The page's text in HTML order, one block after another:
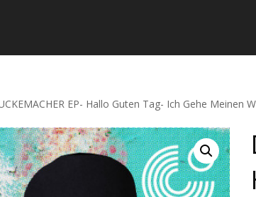
EP- Hallo Guten Tag- Ich Gehe Meinen